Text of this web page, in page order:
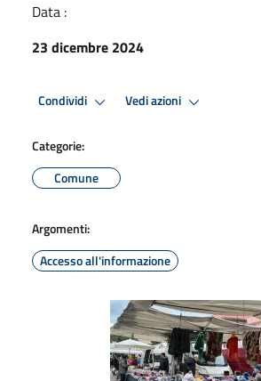
Data :
23 dicembre 2024
Condividi Vedi azioni
Categorie:
Comune
Argomenti:
Accesso all'informazione